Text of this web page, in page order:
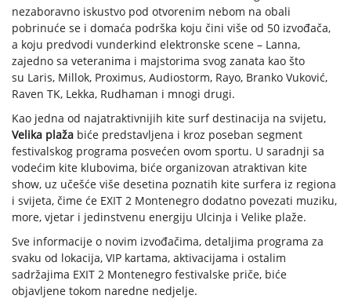
nezaboravno iskustvo pod otvorenim nebom na obali
pobrinuće se i domaća podrška koju čini više od 50 izvođača,
a koju predvodi vunderkind elektronske scene – Lanna,
zajedno sa veteranima i majstorima svog zanata kao što
su Laris, Millok, Proximus, Audiostorm, Rayo, Branko Vuković,
Raven TK, Lekka, Rudhaman i mnogi drugi.
Kao jedna od najatraktivnijih kite surf destinacija na svijetu,
Velika plaža biće predstavljena i kroz poseban segment
festivalskog programa posvećen ovom sportu. U saradnji sa
vodećim kite klubovima, biće organizovan atraktivan kite
show, uz učešće više desetina poznatih kite surfera iz regiona
i svijeta, čime će EXIT 2 Montenegro dodatno povezati muziku,
more, vjetar i jedinstvenu energiju Ulcinja i Velike plaže.
Sve informacije o novim izvođačima, detaljima programa za
svaku od lokacija, VIP kartama, aktivacijama i ostalim
sadržajima EXIT 2 Montenegro festivalske priče, biće
objavljene tokom naredne nedjelje.